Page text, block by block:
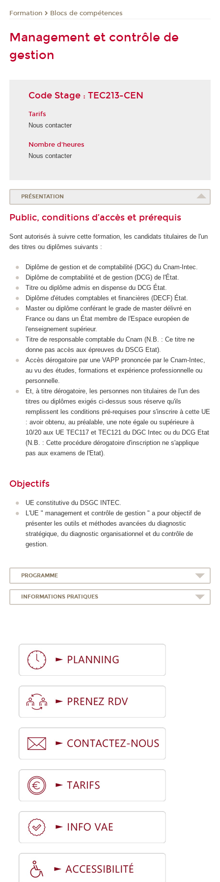
Formation Blocs de compétences
Management et contrôle de
gestion
Code Stage : TEC213-CEN
Tarifs
Nous contacter
Nombre d'heures
Nous contacter
PRÉSENTATION
Public, conditions d’accès et prérequis
Sont autorisés à suivre cette formation, les candidats titulaires de l'un
des titres ou diplômes suivants :
Diplôme de gestion et de comptabilité (DGC) du Cnam-Intec.
Diplôme de comptabilité et de gestion (DCG) de l'État.
Titre ou diplôme admis en dispense du DCG État.
Diplôme d'études comptables et financières (DECF) État.
Master ou diplôme conférant le grade de master délivré en
France ou dans un État membre de l'Espace européen de
l'enseignement supérieur.
Titre de responsable comptable du Cnam (N.B. : Ce titre ne
donne pas accès aux épreuves du DSCG Etat).
Accès dérogatoire par une VAPP prononcée par le Cnam-Intec,
au vu des études, formations et expérience professionnelle ou
personnelle.
Et, à titre dérogatoire, les personnes non titulaires de l'un des
titres ou diplômes exigés ci-dessus sous réserve qu'ils
remplissent les conditions pré-requises pour s'inscrire à cette UE
: avoir obtenu, au préalable, une note égale ou supérieure à
10/20 aux UE TEC117 et TEC121 du DGC Intec ou du DCG Etat
(N.B. : Cette procédure dérogatoire d'inscription ne s'applique
pas aux examens de l'Etat).
Objectifs
UE constitutive du DSGC INTEC.
L'UE " management et contrôle de gestion " a pour objectif de
présenter les outils et méthodes avancées du diagnostic
stratégique, du diagnostic organisationnel et du contrôle de
gestion.
PROGRAMME
INFORMATIONS PRATIQUES